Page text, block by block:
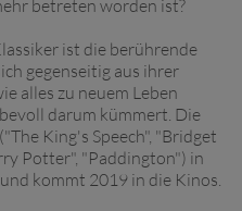
betreten worden ist?
ist die berührende
gegenseitig aus ihrer
alles zu neuem Leben
darum kümmert. Die
King's Speech", "Bridget
Potter", "Paddington") in
kommt 2019 in die Kinos.